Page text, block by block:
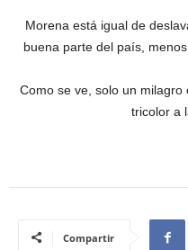
Morena está igual de
buena parte del país,
Como se ve, solo un
tricolor a
Compartir